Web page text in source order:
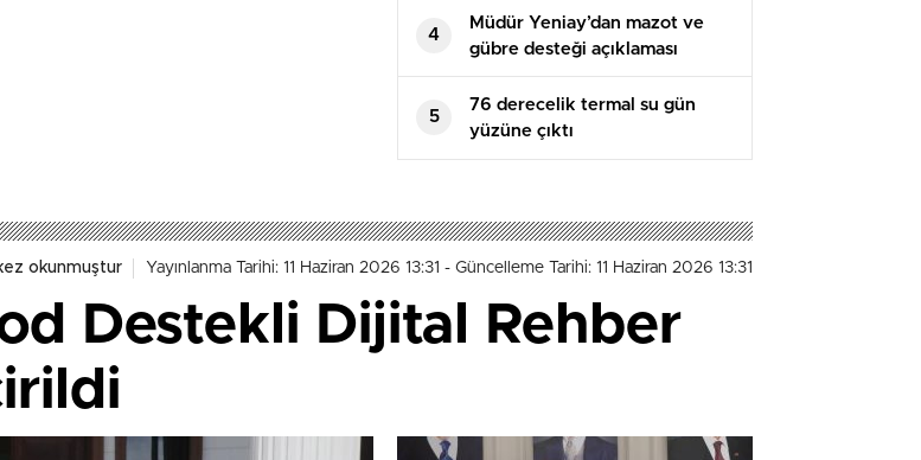
4
Müdür Yeniay’dan mazot ve
gübre desteği açıklaması
5
76 derecelik termal su gün
yüzüne çıktı
okunmuştur Yayınlanma Tarihi: 11 Haziran 2026 13:31 - Güncelleme Tarihi: 11 Haziran 2026 13:31
Destekli Dijital Rehber